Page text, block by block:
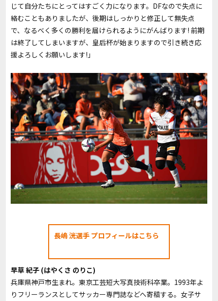
じて自分たちにとってはすごく力になります。DFなので失点に
絡むこともありましたが、後期はしっかりと修正して無失点
で、なるべく多くの勝利を届けられるようにがんばります! 前期
は終了してしまいますが、皇后杯が始まりますので引き続き応
援よろしくお願いします!」
長嶋 洸選手 プロフィールはこちら
早草 紀子 (はやくさ のりこ)
兵庫県神戸市生まれ。東京工芸短大写真技術科卒業。1993年よ
りフリーランスとしてサッカー専門誌などへ寄稿する。女子サ